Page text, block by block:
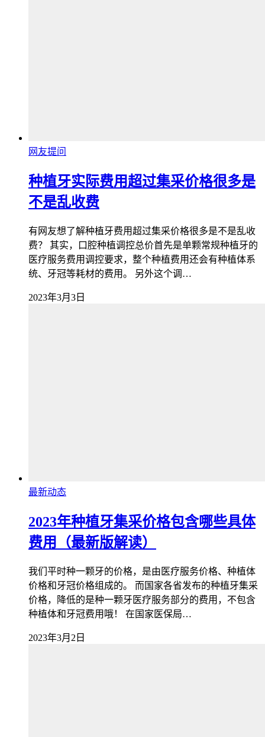
网友提问
种植牙实际费用超过集采价格很多是
不是乱收费
有网友想了解种植牙费用超过集采价格很多是不是乱收
费？ 其实，口腔种植调控总价首先是单颗常规种植牙的
医疗服务费用调控要求，整个种植费用还会有种植体系
统、牙冠等耗材的费用。 另外这个调…
2023年3月3日
最新动态
2023年种植牙集采价格包含哪些具体
费用（最新版解读）
我们平时种一颗牙的价格，是由医疗服务价格、种植体
价格和牙冠价格组成的。 而国家各省发布的种植牙集采
价格，降低的是种一颗牙医疗服务部分的费用，不包含
种植体和牙冠费用哦！ 在国家医保局…
2023年3月2日